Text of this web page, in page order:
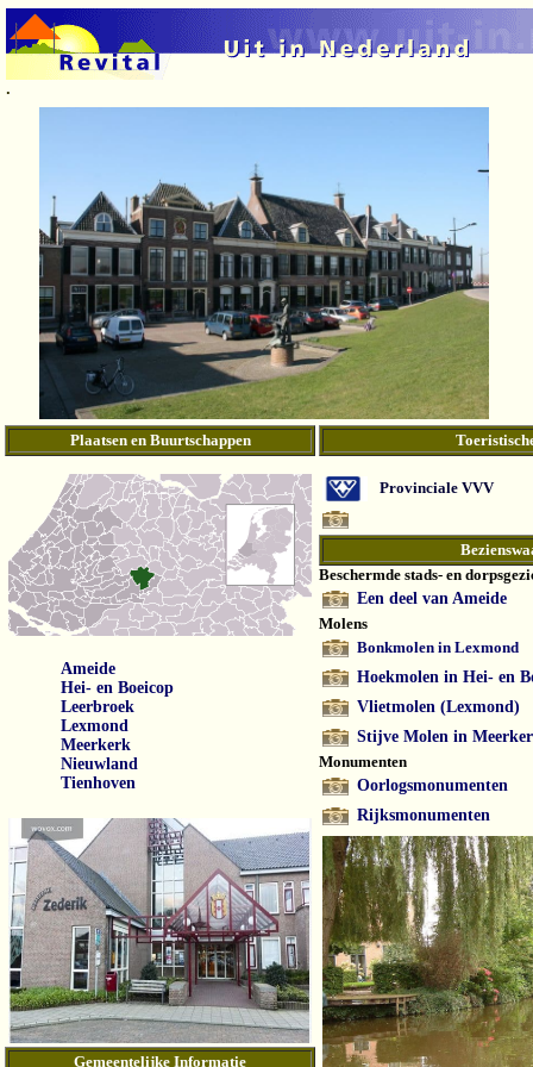
.
Plaatsen en Buurtschappen
Ameide
Hei- en Boeicop
Leerbroek
Lexmond
Meerkerk
Nieuwland
Tienhoven
Gemeentelijke Informatie
Provinciale VVV
Beschermde stads- en
Een deel van Ameide
Molens
Bonkmolen in Lexmond
Hoekmolen in Hei- en
Vlietmolen (Lexmond)
Stijve Molen in
Monumenten
Oorlogsmonumenten
Rijksmonumenten